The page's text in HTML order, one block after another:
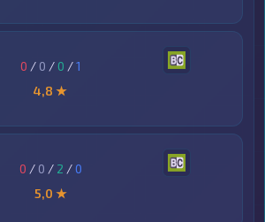
0 / 0 / 0 /1
4,8 ★
0 / 0 / 2 /0
5,0 ★